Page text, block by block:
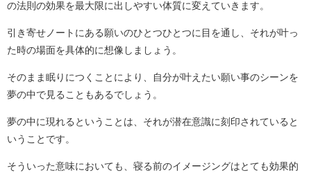
の法則の効果を最大限に出しやすい体質に変えていきます。
引き寄せノートにある願いのひとつひとつに目を通し、それが叶っ
た時の場面を具体的に想像しましょう。
そのまま眠りにつくことにより、自分が叶えたい願い事のシーンを
夢の中で見ることもあるでしょう。
夢の中に現れるということは、それが潜在意識に刻印されていると
いうことです。
そういった意味においても、寝る前のイメージングはとても効果的